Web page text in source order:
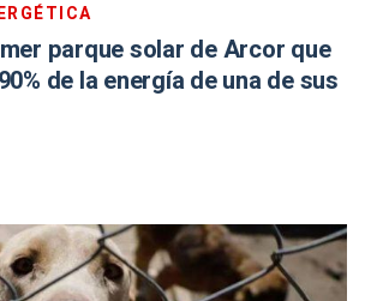
parque solar de Arcor que
de la energía de una de sus